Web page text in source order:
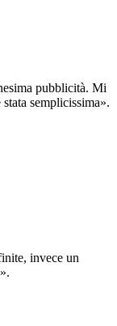
pubblicità. Mi
semplicissima».
invece un